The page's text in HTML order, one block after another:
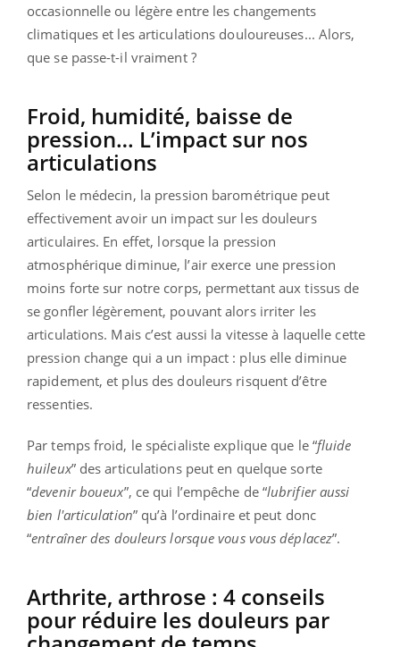
occasionnelle ou légère entre les changements
climatiques et les articulations douloureuses... Alors,
que se passe-t-il vraiment ?
Froid, humidité, baisse de
pression… L’impact sur nos
articulations
Selon le médecin, la pression barométrique peut
effectivement avoir un impact sur les douleurs
articulaires. En effet, lorsque la pression
atmosphérique diminue, l’air exerce une pression
moins forte sur notre corps, permettant aux tissus de
se gonfler légèrement, pouvant alors irriter les
articulations. Mais c’est aussi la vitesse à laquelle cette
pression change qui a un impact : plus elle diminue
rapidement, et plus des douleurs risquent d’être
ressenties.
Par temps froid, le spécialiste explique que le “fluide
huileux” des articulations peut en quelque sorte
“devenir boueux”, ce qui l’empêche de “lubrifier aussi
bien l'articulation” qu’à l’ordinaire et peut donc
“entraîner des douleurs lorsque vous vous déplacez”.
Arthrite, arthrose : 4 conseils
pour réduire les douleurs par